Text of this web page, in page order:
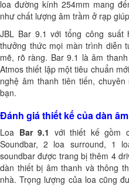
loa đường kính 254mm mang
như chất lượng âm trầm ở rạp
JBL Bar 9.1 với tổng công suất
thưởng thức mọi màn trình diễn
mẽ, rõ ràng. Bar 9.1 là âm
Atmos thiết lập một tiêu chuẩn
nghệ âm thanh tiên tiến,
bạn.
Đánh giá thiết kế của dàn
Loa Bar 9.1 với thiết kế gồm
Soundbar, 2 loa surround, 1
soundbar được trang bị thêm 4
dàn thiết bị âm thanh và thông
nhà. Trọng lượng của loa cũng